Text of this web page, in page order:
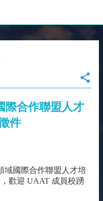
際合作聯盟人才
件
域國際合作聯盟人才培
歡迎 UAAT 成員校踴